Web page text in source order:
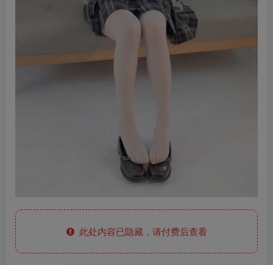
此处内容已隐藏，请付费后查看